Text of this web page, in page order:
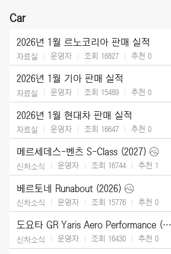
Car
2026년 1월 르노코리아 판매 실적
자료실 운영자 조회 16827 추천 0
2026년 1월 기아 판매 실적
자료실 운영자 조회 15489 추천 0
2026년 1월 현대차 판매 실적
자료실 운영자 조회 16647 추천 0
메르세데스-벤츠 S-Class (2027)
신차소식 운영자 조회 16744 추천 1
베르토네 Runabout (2026)
신차소식 운영자 조회 15776 추천 0
도요타 GR Yaris Aero Performance (2026)
신차소식 운영자 조회 16430 추천 0